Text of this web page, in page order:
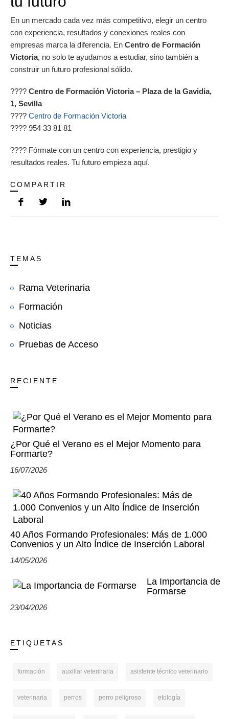
En un mercado cada vez más competitivo, elegir un centro
con experiencia, resultados y conexiones reales con
empresas marca la diferencia. En Centro de Formación
Victoria, no solo te ayudamos a estudiar, sino también a
construir un futuro profesional sólido.
???? Centro de Formación Victoria – Plaza de la Gavidia,
1, Sevilla
???? Centro de Formación Victoria
???? 954 33 81 81
???? Fórmate con un centro con experiencia, prestigio y
resultados reales. Tu futuro empieza aquí.
COMPARTIR
TEMAS
Rama Veterinaria
Formación
Noticias
Pruebas de Acceso
RECIENTE
¿Por Qué el Verano es el Mejor Momento para
Formarte?
16/07/2026
40 Años Formando Profesionales: Más de 1.000
Convenios y un Alto Índice de Inserción Laboral
14/05/2026
La Importancia de
Formarse
23/04/2026
ETIQUETAS
formación auxiliar veterinaria asistente técnico veterinario
veterinaria perros perro peligroso etología